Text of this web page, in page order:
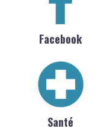
Facebook
Santé